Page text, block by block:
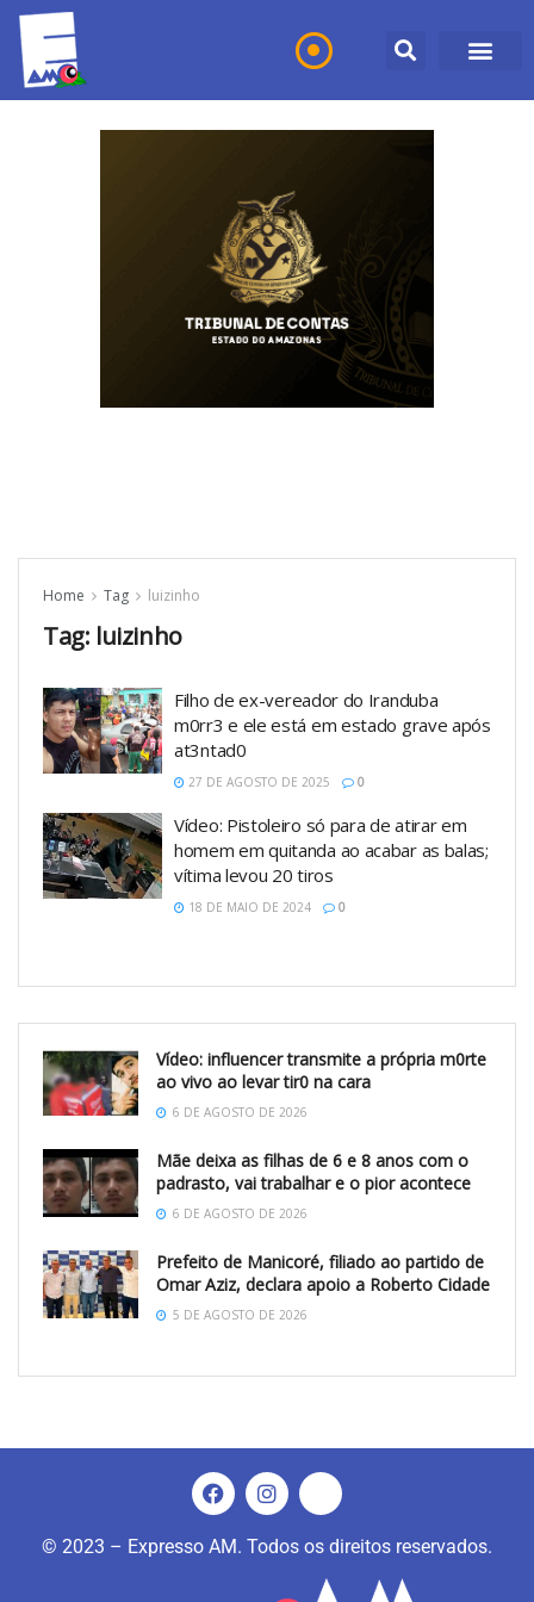
Home Tag luizinho
Tag: luizinho
Filho de ex-vereador do Iranduba
m0rr3 e ele está em estado grave após
at3ntad0
27 DE AGOSTO DE 2025 0
Vídeo: Pistoleiro só para de atirar em
homem em quitanda ao acabar as balas;
vítima levou 20 tiros
18 DE MAIO DE 2024 0
Vídeo: influencer transmite a própria m0rte
ao vivo ao levar tir0 na cara
6 DE AGOSTO DE 2026
Mãe deixa as filhas de 6 e 8 anos com o
padrasto, vai trabalhar e o pior acontece
6 DE AGOSTO DE 2026
Prefeito de Manicoré, filiado ao partido de
Omar Aziz, declara apoio a Roberto Cidade
5 DE AGOSTO DE 2026
© 2023 – Expresso AM. Todos os direitos reservados.